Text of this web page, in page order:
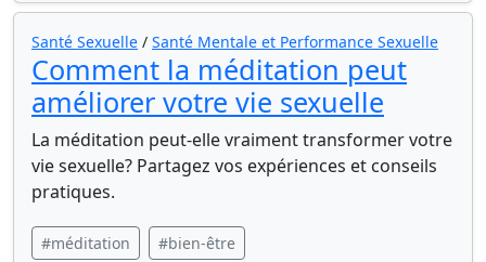
Santé Sexuelle / Santé Mentale et Performance Sexuelle
Comment la méditation peut
améliorer votre vie sexuelle
La méditation peut-elle vraiment transformer votre
vie sexuelle? Partagez vos expériences et conseils
pratiques.
#méditation #bien-être